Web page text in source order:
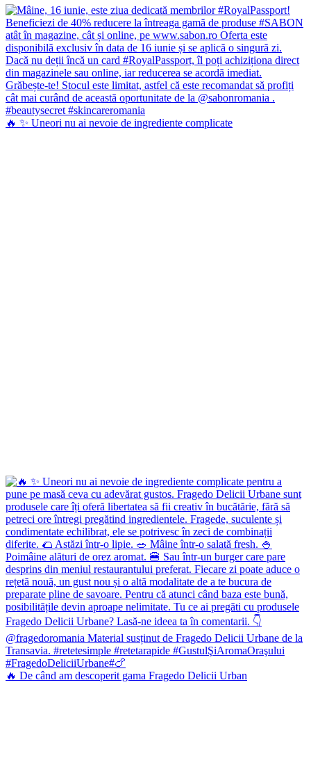
🔥 ✨ Uneori nu ai nevoie de ingrediente complicate
🔥 De când am descoperit gama Fragedo Delicii Urban